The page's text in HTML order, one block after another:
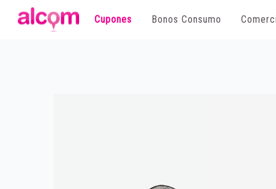
Cupones Bonos Consumo